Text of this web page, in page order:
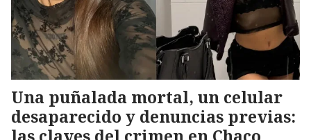
Una puñalada mortal, un celular
desaparecido y denuncias previas: